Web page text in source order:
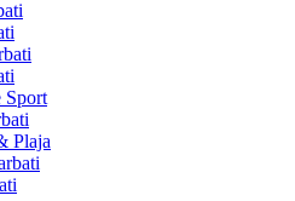
Sport
Plaja